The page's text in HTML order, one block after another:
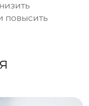
повысить